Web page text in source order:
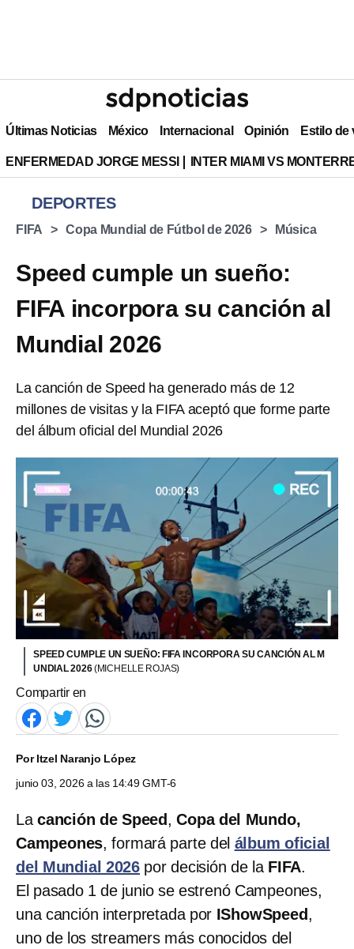
Últimas Noticias México Internacional Opinión Estilo de
ENFERMEDAD JORGE MESSI INTER MIAMI VS
DEPORTES
FIFA Copa Mundial de Fútbol de 2026 Música
Speed cumple un sueño:
FIFA incorpora su canción al
Mundial 2026
La canción de Speed ha generado más de 12
millones de visitas y la FIFA aceptó que forme parte
del álbum oficial del Mundial 2026
SPEED CUMPLE UN SUEÑO: FIFA INCORPORA SU CANCIÓN AL M
UNDIAL 2026(MICHELLE ROJAS)
Compartir en
PorItzel Naranjo López
junio 03, 2026 a las 14:49 GMT-6
La canción de Speed ,Copa del Mundo,
Campeones, formará parte del álbum oficial
del Mundial 2026 por decisión de la FIFA.
El pasado 1 de junio se estrenó Campeones,
una canción interpretada por IShowSpeed ,
uno de los streamers más conocidos del